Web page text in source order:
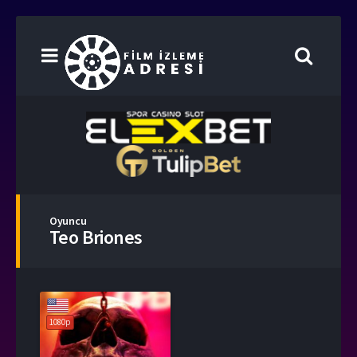
Oyuncu
Teo Briones
1080p